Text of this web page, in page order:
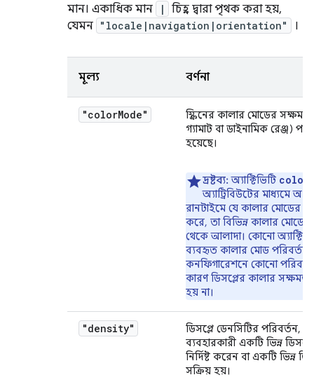
মান। একাধিক মান
|
চিহ্ন দ্বারা পৃথক করা হয়,
যেমন "locale|navigation|orientation" ।
মূল্য বর্ণনা
"colorMode"
স্ক্রিনের কালার মোডের
গ্যামাট বা ডাইনামিক রেঞ্জ)
হয়েছে।
দ্রষ্টব্য:অ্যাক্টিভিটি
অ্যাট্রিবিউটের মাধ্যমে
রানটাইমে যে কালার মোডের
করে, তা বিভিন্ন কালার
থেকে আলাদা। কোনো
ব্যবহৃত কালার মোড
কনফিগারেশনে কোনো
কারণ ডিসপ্লের কালার সক্ষমতা
হয় না।
"density"
ডিসপ্লে ডেনসিটির পরিবর্তন,
ব্যবহারকারী একটি ভিন্ন
নির্দিষ্ট করেন বা একটি ভিন্ন
সক্রিয় হয়।